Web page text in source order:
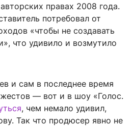
правах 2008 года.
потребовал от
«чтобы не создавать
что удивило и возмутило
и сам в последнее время
— вот и в шоу «Голос.
, чем немало удивил,
Так что продюсер явно не